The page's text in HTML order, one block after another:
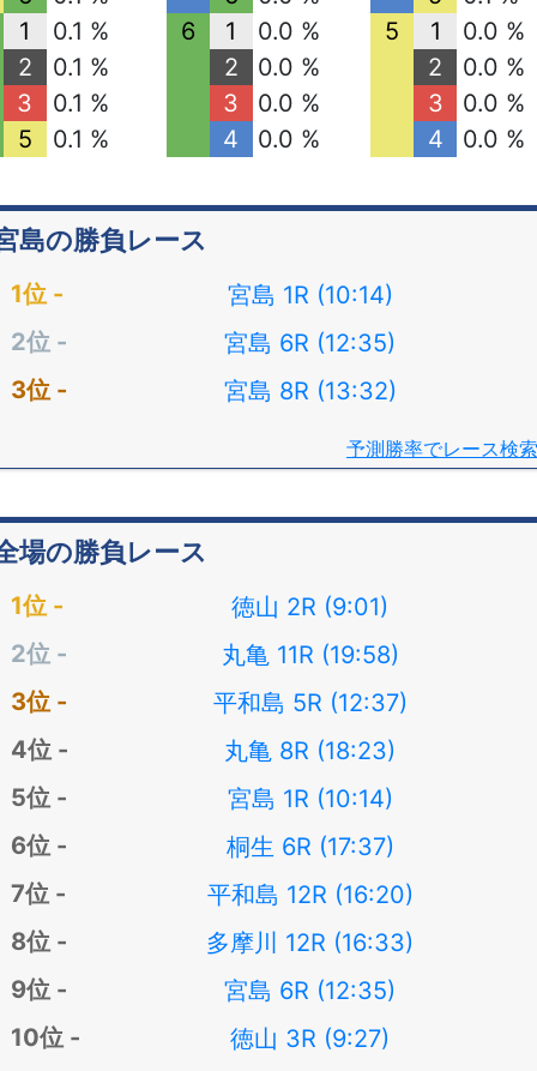
1
0.1 %
2
0.1 %
3
0.1 %
5
0.1 %
6
1
0.0 %
2
0.0 %
3
0.0 %
4
0.0 %
5
1
0.0 %
2
0.0 %
3
0.0 %
4
0.0 %
島の勝負レース
宮島 1R (10:14)
宮島 6R (12:35)
宮島 8R (13:32)
予測勝率でレース検索
場の勝負レース
徳山 2R (9:01)
丸亀 11R (19:58)
平和島 5R (12:37)
丸亀 8R (18:23)
宮島 1R (10:14)
桐生 6R (17:37)
平和島 12R (16:20)
多摩川 12R (16:33)
宮島 6R (12:35)
徳山 3R (9:27)